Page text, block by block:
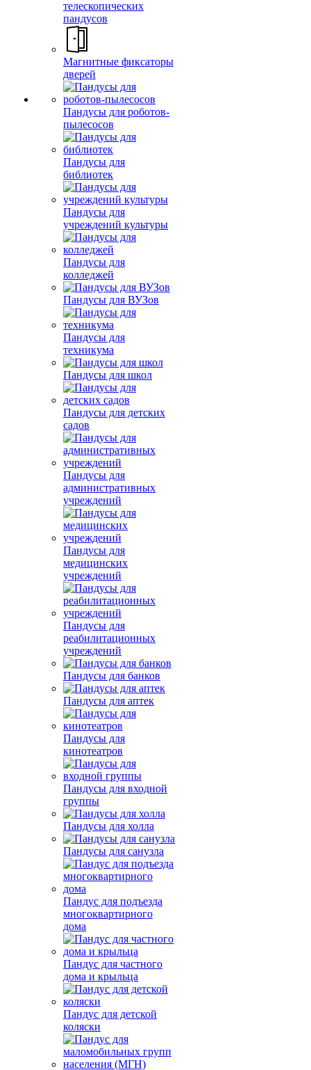
телескопических
пандусов
Магнитные фиксаторы
дверей
Пандусы для роботов-
пылесосов
Пандусы для
библиотек
Пандусы для
учреждений культуры
Пандусы для
колледжей
Пандусы для ВУЗов
Пандусы для
техникума
Пандусы для школ
Пандусы для детских
садов
Пандусы для
административных
учреждений
Пандусы для
медицинских
учреждений
Пандусы для
реабилитационных
учреждений
Пандусы для банков
Пандусы для аптек
Пандусы для
кинотеатров
Пандусы для входной
группы
Пандусы для холла
Пандусы для санузла
Пандус для подъезда
многоквартирного
дома
Пандус для частного
дома и крыльца
Пандус для детской
коляски